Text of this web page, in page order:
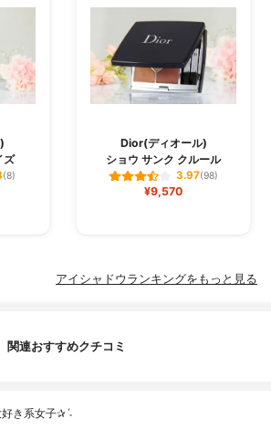
ズ
(8)
Dior(ディオール)
ショウ サンク クルール
3.97(98)
¥9,570
アイシャドウランキングをもっと見る
関連おすすめクチコミ
き系女子✰ˊ˗